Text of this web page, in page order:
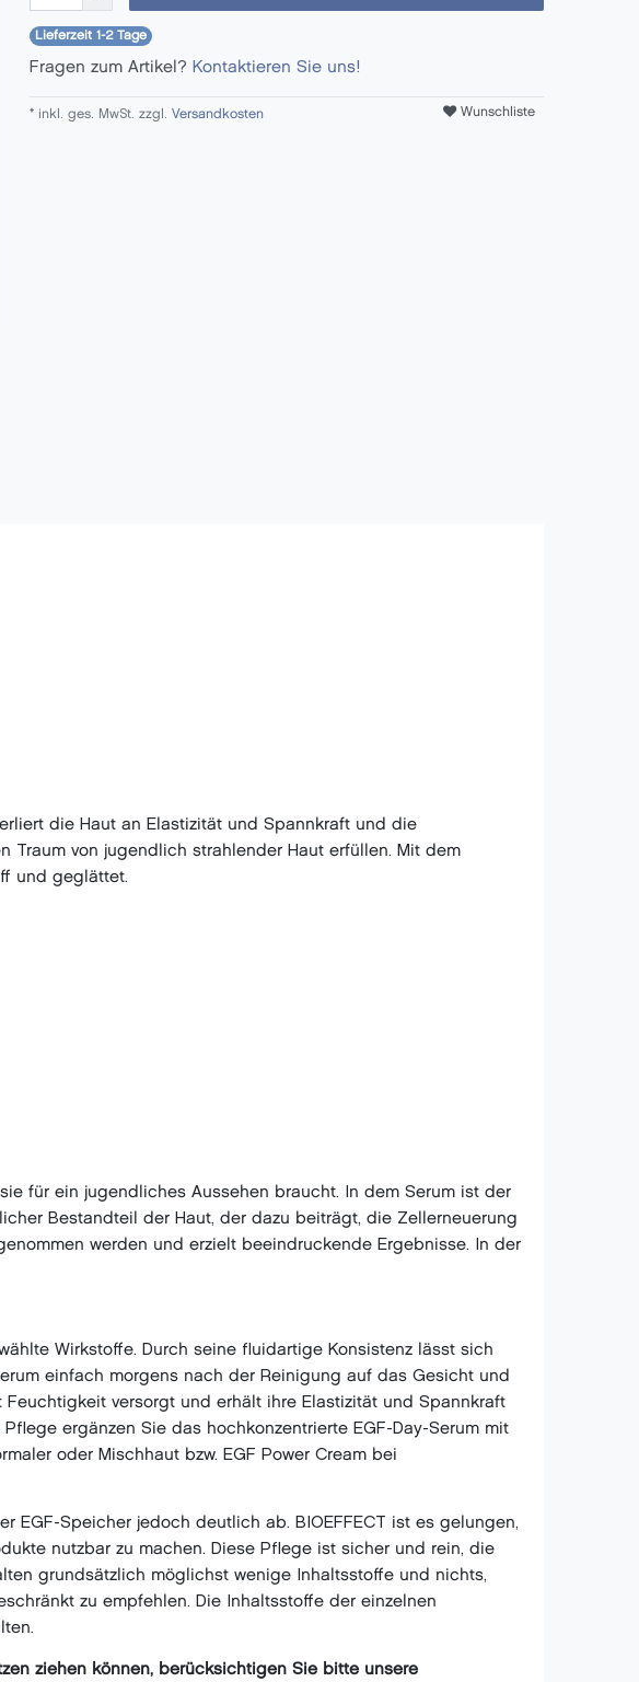
Lieferzeit 1-2 Tage
Fragen zum Artikel? Kontaktieren Sie uns!
* inkl. ges. MwSt. zzgl. Versandkosten Wunschliste
die Haut an Elastizität und Spannkraft und die
Traum von jugendlich strahlender Haut erfüllen. Mit dem
und geglättet.
für ein jugendliches Aussehen braucht. In dem Serum ist der
Bestandteil der Haut, der dazu beiträgt, die Zellerneuerung
werden und erzielt beeindruckende Ergebnisse. In der
Wirkstoffe. Durch seine fluidartige Konsistenz lässt sich
einfach morgens nach der Reinigung auf das Gesicht und
versorgt und erhält ihre Elastizität und Spannkraft
ergänzen Sie das hochkonzentrierte EGF-Day-Serum mit
oder Mischhaut bzw. EGF Power Cream bei
EGF-Speicher jedoch deutlich ab. BIOEFFECT ist es gelungen,
nutzbar zu machen. Diese Pflege ist sicher und rein, die
grundsätzlich möglichst wenige Inhaltsstoffe und nichts,
zu empfehlen. Die Inhaltsstoffe der einzelnen
ziehen können, berücksichtigen Sie bitte unsere